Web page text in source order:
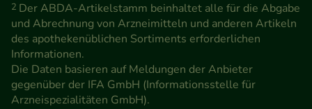
2 Der ABDA-Artikelstamm beinhaltet alle für die Abgabe
und Abrechnung von Arzneimitteln und anderen Artikeln
des apothekenüblichen Sortiments erforderlichen
Informationen.
Die Daten basieren auf Meldungen der Anbieter
gegenüber der IFA GmbH (Informationsstelle für
Arzneispezialitäten GmbH).